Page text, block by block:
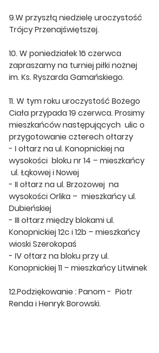
9.W przyszłą niedzielę uroczystość
Trójcy Przenajświętszej.
10. W poniedziałek 16 czerwca
zapraszamy na turniej piłki nożnej
im. Ks. Ryszarda Gamańskiego.
11. W tym roku uroczystość Bożego
Ciała przypada 19 czerwca. Prosimy
mieszkańców następujących  ulic o
przygotowanie czterech ołtarzy
- I ołtarz na ul. Konopnickiej na
wysokości  bloku nr 14 – mieszkańcy
ul. Łąkowej i Nowej
- II ołtarz na ul. Brzozowej  na
wysokości Orlika –  mieszkańcy ul.
Dubieńskiej
- III ołtarz między blokami ul.
Konopnickiej 12c i 12b – mieszkańcy
wioski Szerokopaś
- IV ołtarz na bloku przy ul.
Konopnickiej 11 – mieszkańcy Litwinek
12.Podziękowanie : Panom -  Piotr
Renda i Henryk Borowski.